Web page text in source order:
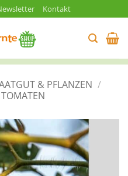
Kontakt
& PFLANZEN /
TOMATEN